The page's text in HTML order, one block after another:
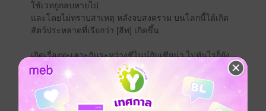
ใช้เวทถูกลบหายไป
และโดยไม่ทราบสาเหตุ หลังจบสงคราม บนโลกนี้ได้เกิด
สัตว์ประหลาดที่เรียกว่า [ฮีท] เกิดขึ้น
เกิดเรื่องทะเลาะกันระหว่างซีไนน์กับเซียน่า ไม่ทันไรก็ยัง
เจอความลับที่น่าตกใจอีก
ถึงอย่างนั้นวันคืนก็ดำเนินต่อไป เซียน่าได้รับภารกิจที่ห้าม
ทำพลาดเด็ดขาด!!